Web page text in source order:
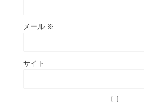
メール ※
サイト